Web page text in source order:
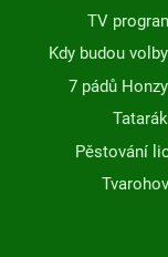
TV
Kdy budou volby
7 pádů
Pěstování